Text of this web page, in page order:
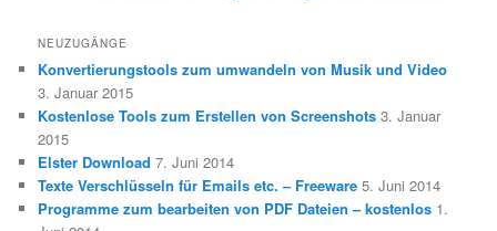
NEUZUGÄNGE
Konvertierungstools zum umwandeln von Musik und Video
3. Januar 2015
Kostenlose Tools zum Erstellen von Screenshots 3. Januar
2015
Elster Download 7. Juni 2014
Texte Verschlüsseln für Emails etc. – Freeware 5. Juni 2014
Programme zum bearbeiten von PDF Dateien – kostenlos 1.